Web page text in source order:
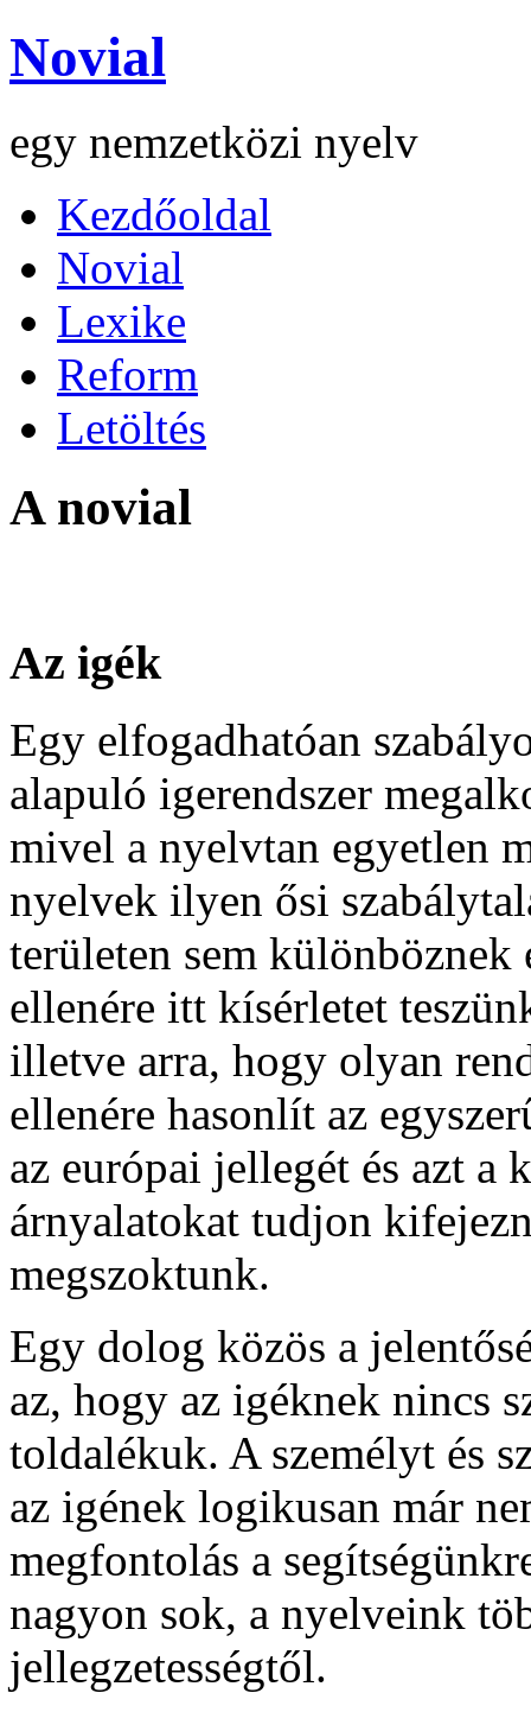
Novial
egy nemzetközi nyelv
Kezdőoldal
Novial
Lexike
Reform
Letöltés
A novial
Az igék
Egy elfogadhatóan
alapuló igerendszer
mivel a nyelvtan egyetlen
nyelvek ilyen ősi
területen sem
ellenére itt kísérletet
illetve arra, hogy olyan
ellenére hasonlít az
az európai jellegét és azt a
árnyalatokat tudjon
megszoktunk.
Egy dolog közös a
az, hogy az igéknek nincs
toldalékuk. A személyt és
az igének logikusan már
megfontolás a
nagyon sok, a nyelveink
jellegzetességtől.